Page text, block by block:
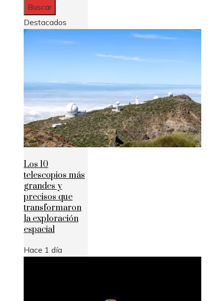
Destacados
Los 10
telescopios más
grandes y
precisos que
transformaron
la exploración
espacial
Hace 1 día